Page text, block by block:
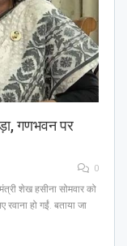
गणभवन पर
0
शेख हसीना सोमवार को
हो गईं. बताया जा